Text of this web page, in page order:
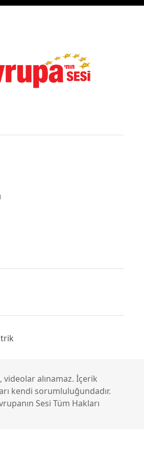
videolar alınamaz. İçerik
kendi sorumluluğundadır.
Sesi Tüm Hakları